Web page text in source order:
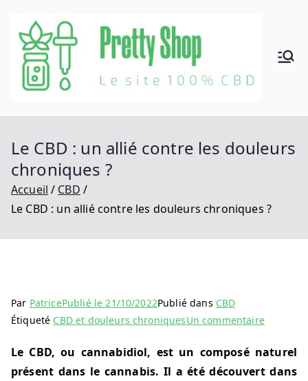
contenu
Pr
ty
op
Le site
Le CBD : un allié contre les douleurs
chroniques ?
Accueil
CBD
Le CBD : un allié contre les douleurs chroniques ?
Par PatricePublié le21/10/2022Publié dans CBD
Étiqueté CBD et douleurs chroniquesUn commentairesur
CBD
:
Le CBD, ou cannabidiol, est un composé naturel
présent dans le cannabis. Il a été découvert dans